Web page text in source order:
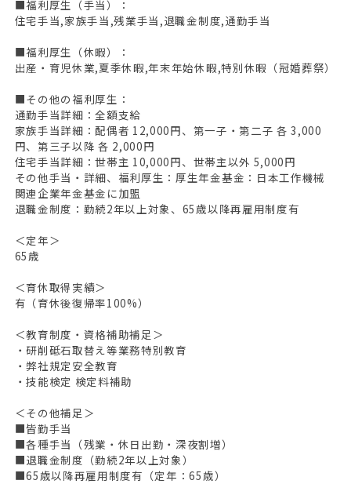
■福利厚生（手当）：
住宅手当,家族手当,残業手当,退職金制度,通勤手当
■福利厚生（休暇）：
出産・育児休業,夏季休暇,年末年始休暇,特別休暇（冠婚葬祭）
■その他の福利厚生：
通勤手当詳細：全額支給
家族手当詳細：配偶者 12,000円、第一子・第二子 各 3,000
円、第三子以降 各 2,000円
住宅手当詳細：世帯主 10,000円、世帯主以外 5,000円
その他手当・詳細、福利厚生：厚生年金基金：日本工作機械
関連企業年金基金に加盟
退職金制度：勤続2年以上対象、65歳以降再雇用制度有
＜定年＞
65歳
＜育休取得実績＞
有（育休後復帰率100%）
＜教育制度・資格補助補足＞
・研削砥石取替え等業務特別教育
・弊社規定安全教育
・技能検定 検定料補助
＜その他補足＞
■皆勤手当
■各種手当（残業・休日出勤・深夜割増）
■退職金制度（勤続2年以上対象）
■65歳以降再雇用制度有（定年：65歳）